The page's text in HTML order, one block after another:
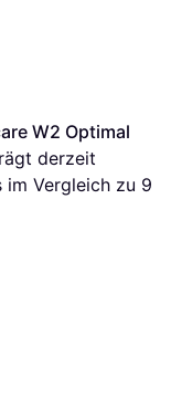
W2 Optimal
im Vergleich zu 9